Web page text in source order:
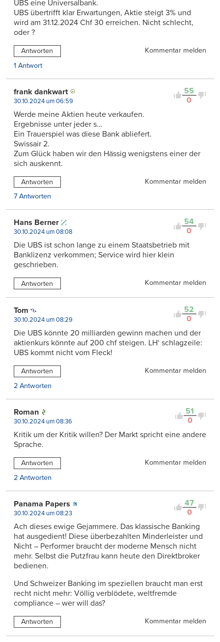
UBS eine Universalbank.
UBS übertrifft klar Erwartungen, Aktie steigt 3% und
wird am 31.12.2024 Chf 30 erreichen. Nicht schlecht,
oder ?
Antworten
Kommentar melden
1 Antwort
55
0
frank dankwart
30.10.2024 um 06:59
Werde meine Aktien heute verkaufen.
Ergebnisse unter jeder s…
Ein Trauerspiel was diese Bank abliefert.
Swissair 2.
Zum Glück haben wir den Hässig wenigstens einer der
sich auskennt.
Antworten
Kommentar melden
7 Antworten
54
0
Hans Berner
30.10.2024 um 08:08
Die UBS ist schon lange zu einem Staatsbetrieb mit
Banklizenz verkommen; Service wird hier klein
geschrieben.
Antworten Kommentar melden
52
0
Tom
30.10.2024 um 08:29
Die UBS könnte 20 milliarden gewinn machen und der
aktienkurs könnte auf 200 chf steigen. LH‘ schlagzeile:
UBS kommt nicht vom Fleck!
Antworten
Kommentar melden
2 Antworten
51
0
Roman
30.10.2024 um 08:36
Kritik um der Kritik willen? Der Markt spricht eine andere
Sprache.
Antworten
Kommentar melden
2 Antworten
47
0
Panama Papers
30.10.2024 um 08:23
Ach dieses ewige Gejammere. Das klassische Banking
hat ausgedient! Diese überbezahlten Minderleister und
Nicht – Performer braucht der moderne Mensch nicht
mehr. Selbst die Putzfrau kann heute den Direktbroker
bedienen.
Und Schweizer Banking im speziellen braucht man erst
recht nicht mehr: Völlig verblödete, weltfremde
compliance – wer will das?
Antworten Kommentar melden